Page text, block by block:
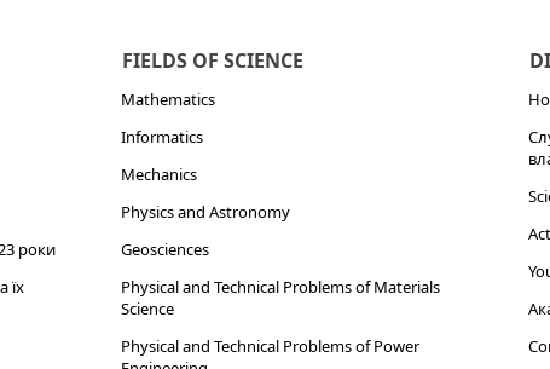
роки
їх
FIELDS OF SCIENCE
Mathematics
Informatics
Mechanics
Physics and Astronomy
Geosciences
Physical and Technical Problems of Materials
Science
Physical and Technical Problems of Power